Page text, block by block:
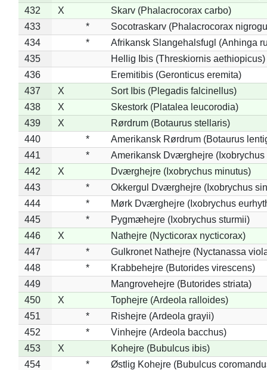
432
X
Skarv (Phalacrocorax carbo)
433
*
Socotraskarv (Phalacrocorax
434
*
Afrikansk Slangehalsfugl (Anhinga
435
Hellig Ibis (Threskiornis aethiopicus)
436
Eremitibis (Geronticus eremita)
437
X
Sort Ibis (Plegadis falcinellus)
438
X
Skestork (Platalea leucorodia)
439
X
Rørdrum (Botaurus stellaris)
440
*
Amerikansk Rørdrum (Botaurus
441
*
Amerikansk Dværghejre (Ixobrychus
442
X
Dværghejre (Ixobrychus minutus)
443
*
Okkergul Dværghejre (Ixobrychus
444
*
Mørk Dværghejre (Ixobrychus
445
*
Pygmæhejre (Ixobrychus sturmii)
446
X
Nathejre (Nycticorax nycticorax)
447
*
Gulkronet Nathejre (Nyctanassa
448
*
Krabbehejre (Butorides virescens)
449
Mangrovehejre (Butorides striata)
450
X
Tophejre (Ardeola ralloides)
451
*
Rishejre (Ardeola grayii)
452
*
Vinhejre (Ardeola bacchus)
453
X
Kohejre (Bubulcus ibis)
454
*
Østlig Kohejre (Bubulcus